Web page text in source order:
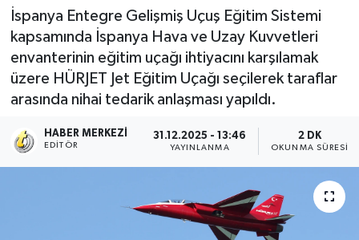
İspanya Entegre Gelişmiş Uçuş Eğitim Sistemi
kapsamında İspanya Hava ve Uzay Kuvvetleri
envanterinin eğitim uçağı ihtiyacını karşılamak
üzere HÜRJET Jet Eğitim Uçağı seçilerek taraflar
arasında nihai tedarik anlaşması yapıldı.
HABER MERKEZI
EDITÖR
31.12.2025 - 13:46
YAYINLANMA
2 DK
OKUNMA SÜRESI